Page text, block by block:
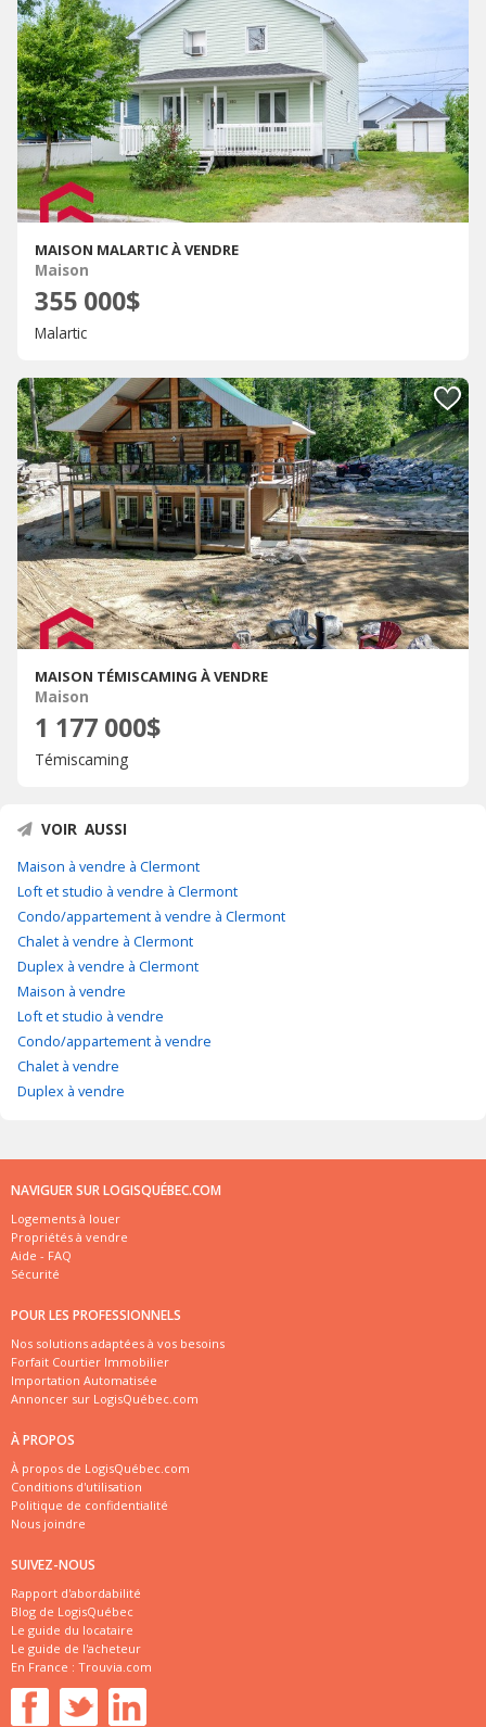
MAISON MALARTIC À VENDRE
Maison
355 000$
Malartic
MAISON TÉMISCAMING À VENDRE
Maison
1 177 000$
Témiscaming
VOIR AUSSI
Maison à vendre à Clermont
Loft et studio à vendre à Clermont
Condo/appartement à vendre à Clermont
Chalet à vendre à Clermont
Duplex à vendre à Clermont
Maison à vendre
Loft et studio à vendre
Condo/appartement à vendre
Chalet à vendre
Duplex à vendre
NAVIGUER SUR LOGISQUÉBEC.COM
Logements à louer
Propriétés à vendre
Aide - FAQ
Sécurité
POUR LES PROFESSIONNELS
Nos solutions adaptées à vos besoins
Forfait Courtier Immobilier
Importation Automatisée
Annoncer sur LogisQuébec.com
À PROPOS
À propos de LogisQuébec.com
Conditions d'utilisation
Politique de confidentialité
Nous joindre
SUIVEZ-NOUS
Rapport d'abordabilité
Blog de LogisQuébec
Le guide du locataire
Le guide de l'acheteur
En France : Trouvia.com